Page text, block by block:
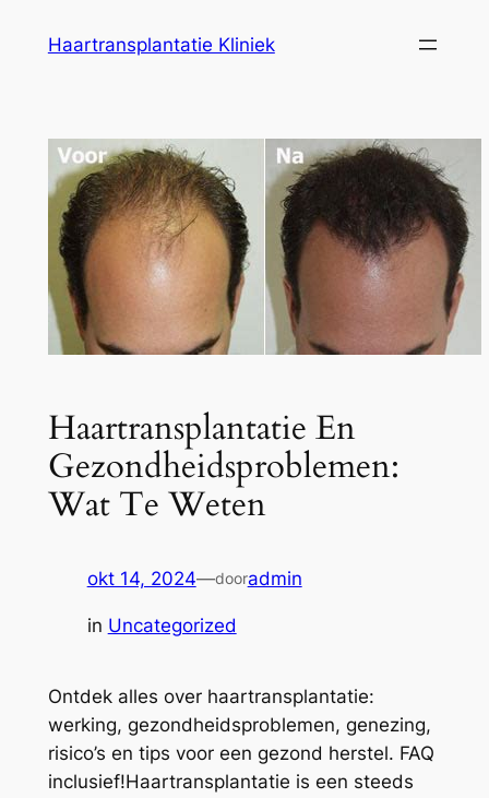
Haartransplantatie Kliniek
Haartransplantatie En
Gezondheidsproblemen:
Wat Te Weten
okt 14, 2024—dooradmin
in Uncategorized
Ontdek alles over haartransplantatie:
werking, gezondheidsproblemen, genezing,
risico’s en tips voor een gezond herstel. FAQ
inclusief!Haartransplantatie is een steeds